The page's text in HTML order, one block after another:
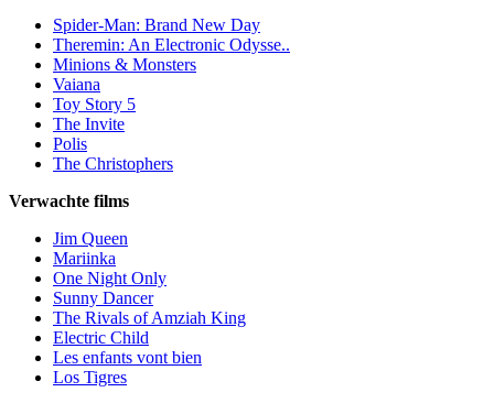
Spider-Man: Brand New Day
Theremin: An Electronic Odysse..
Minions & Monsters
Vaiana
Toy Story 5
The Invite
Polis
The Christophers
Verwachte films
Jim Queen
Mariinka
One Night Only
Sunny Dancer
The Rivals of Amziah King
Electric Child
Les enfants vont bien
Los Tigres